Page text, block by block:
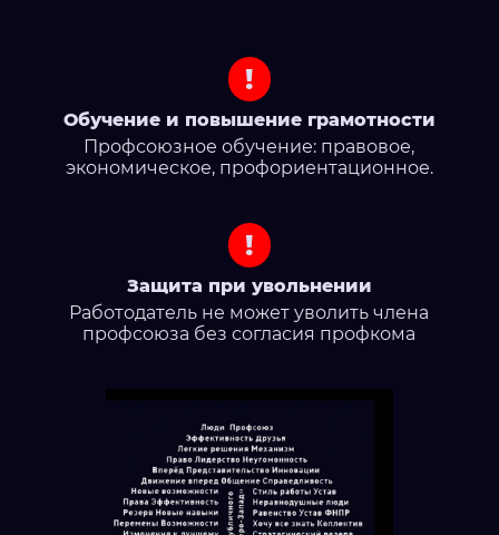
!
Обучение и повышение грамотности
Профсоюзное обучение: правовое,
экономическое, профориентационное.
!
Защита при увольнении
Работодатель не может уволить члена
профсоюза без согласия профкома